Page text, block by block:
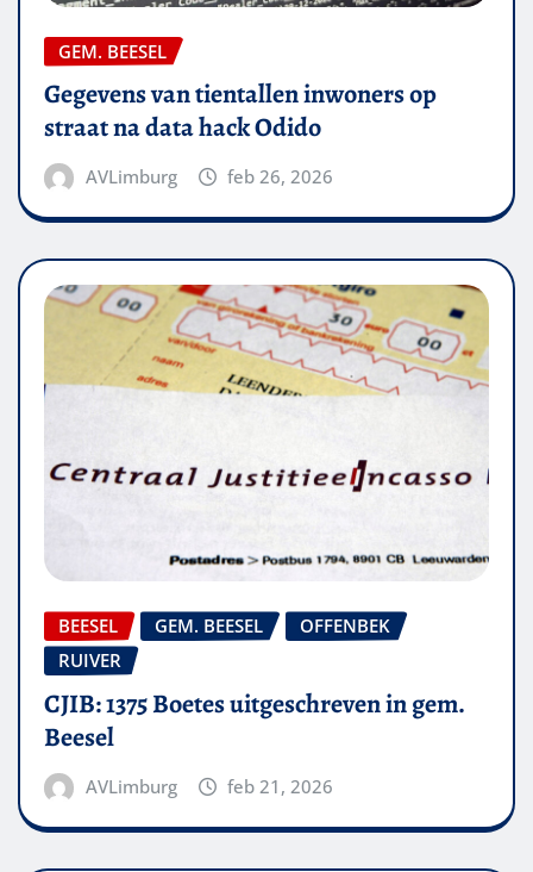
GEM. BEESEL
Gegevens van tientallen inwoners op
straat na data hack Odido
AVLimburg feb 26, 2026
BEESEL GEM. BEESEL
OFFENBEK
RUIVER
CJIB: 1375 Boetes uitgeschreven in gem.
Beesel
AVLimburg feb 21, 2026